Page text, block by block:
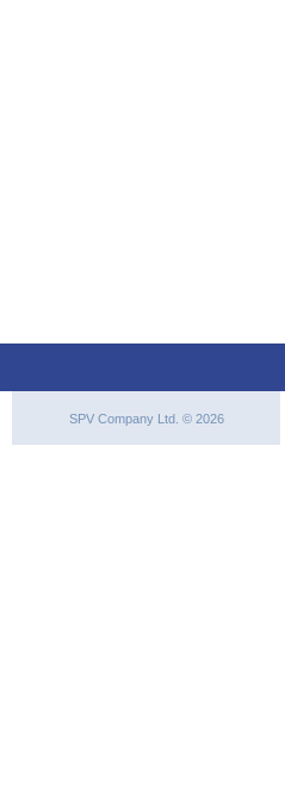
SPV Company Ltd. © 2026